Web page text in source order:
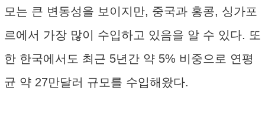
모는 큰 변동성을 보이지만, 중국과 홍콩, 싱가포
르에서 가장 많이 수입하고 있음을 알 수 있다. 또
한 한국에서도 최근 5년간 약 5% 비중으로 연평
균 약 27만달러 규모를 수입해왔다.